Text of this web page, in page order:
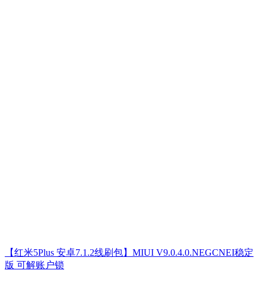
【红米5Plus 安卓7.1.2线刷包】MIUI V9.0.4.0.NEGCNEI稳定
版 可解账户锁